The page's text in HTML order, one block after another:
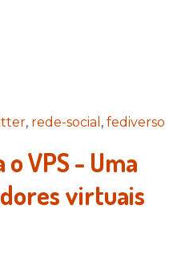
, rede-social , fediverso
VPS - Uma
virtuais